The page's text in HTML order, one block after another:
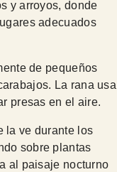
y arroyos, donde
adecuados
de pequeños
La rana usa
presas en el aire.
la ve durante los
sobre plantas
al paisaje nocturno